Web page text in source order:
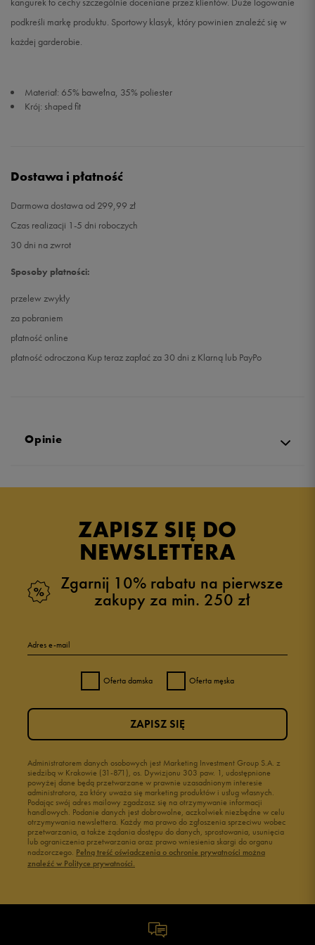
podkreśli markę produktu. Sportowy klasyk, który powinien znaleźć się w
każdej garderobie.
Materiał: 65% bawełna, 35% poliester
Krój: shaped fit
Dostawa i płatność
Darmowa dostawa od 299,99 zł
Czas realizacji 1-5 dni roboczych
30 dni na zwrot
Sposoby płatności:
przelew zwykły
za pobraniem
płatność online
płatność odroczona Kup teraz zapłać za 30 dni z Klarną lub PayPo
Opinie
ZAPISZ SIĘ DO
NEWSLETTERA
Zgarnij 10% rabatu na pierwsze
zakupy za min. 250 zł
Adres e-mail
Oferta damska Oferta męska
Administratorem danych osobowych jest Marketing Investment Group S.A. z
siedzibą w Krakowie (31-871), os. Dywizjonu 303 paw. 1, udostępnione
powyżej dane będą przetwarzane w prawnie uzasadnionym interesie
administratora, za który uważa się marketing produktów i usług własnych.
Podając swój adres mailowy zgadzasz się na otrzymywanie informacji
handlowych. Podanie danych jest dobrowolne, aczkolwiek niezbędne w celu
otrzymywania newslettera. Każdy ma prawo do zgłoszenia sprzeciwu wobec
przetwarzania, a także żądania dostępu do danych, sprostowania, usunięcia
lub ograniczenia przetwarzania oraz prawo wniesienia skargi do organu
nadzorczego. Pełną treść oświadczenia o ochronie prywatności można
znaleźć w Polityce prywatności.
ZAPISZ SIĘ